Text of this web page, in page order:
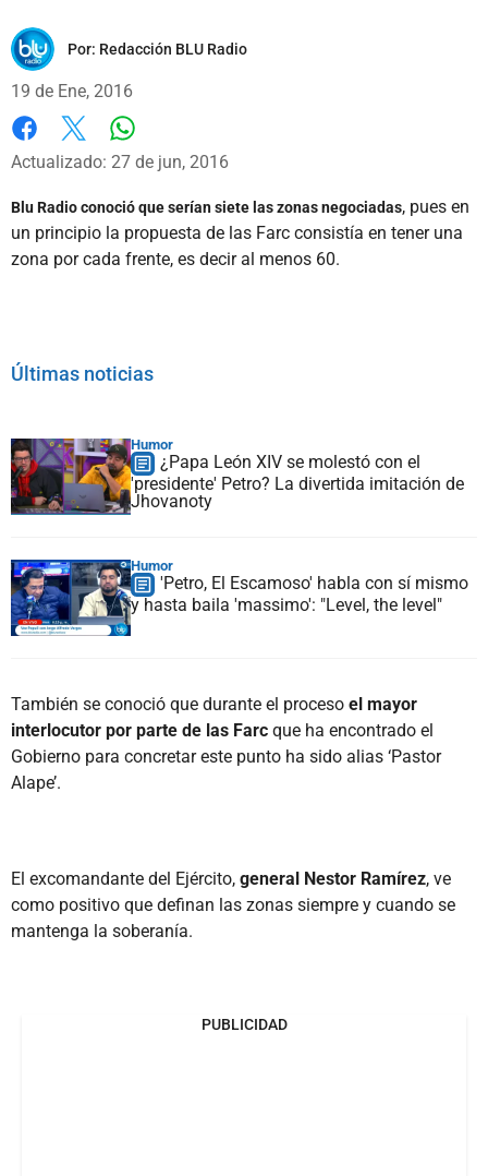
Por: Redacción BLU Radio
19 de Ene, 2016
Facebook
X
Actualizado: 27 de jun, 2016
Blu Radio conoció que serían siete las zonas negociadas, pues en
un principio la propuesta de las Farc consistía en tener una
zona por cada frente, es decir al menos 60.
Últimas noticias
Humor
¿Papa León XIV se molestó con el
'presidente' Petro? La divertida imitación de
Jhovanoty
Humor
'Petro, El Escamoso' habla con sí mismo
y hasta baila 'massimo': "Level, the level"
También se conoció que durante el proceso el mayor
interlocutor por parte de las Farc que ha encontrado el
Gobierno para concretar este punto ha sido alias ‘Pastor
Alape’.
El excomandante del Ejército, general Nestor Ramírez, ve
como positivo que definan las zonas siempre y cuando se
mantenga la soberanía.
PUBLICIDAD